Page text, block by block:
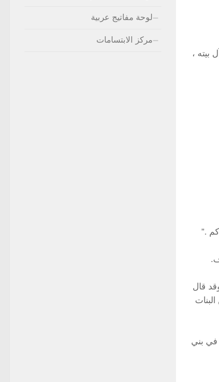
بيته ،
قال
في بني
لوحة مفاتيج عربية
مركز الابتسامات